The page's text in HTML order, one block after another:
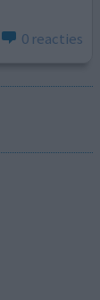
0 reacties